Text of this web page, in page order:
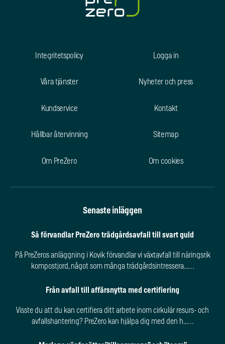
Integritetspolicy
Våra tjänster
Kundservice
Hållbar återvinning
Om PreZero
Logga in
Nyheter och press
Kontakt
Sitemap
Om cookies
Senaste inläggen
Så förvandlar PreZero trädgårdsavfall till svart guld
På PreZeros anläggning i Kovik förvandlar vi växtavfall till näringsrik
kompostjord, något som många trädgårdsintressera...…
Från avfall till affärsnytta med certifiering
Visste du att du kan certifiera ditt arbete inom cirkulär resurs- och
avfallshantering? PreZero kan hjälpa dig med den h...…